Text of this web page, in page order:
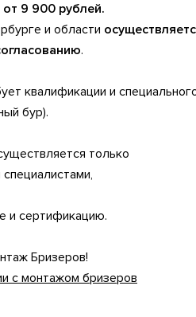
9 900 рублей.
и области
.
квалификации и
бур).
только
и сертификацию.
Бризеров!
с монтажом бризеров